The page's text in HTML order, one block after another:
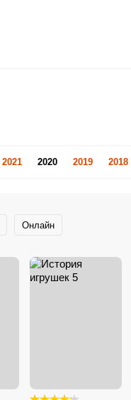
2021 2020 2019 2018
Онлайн